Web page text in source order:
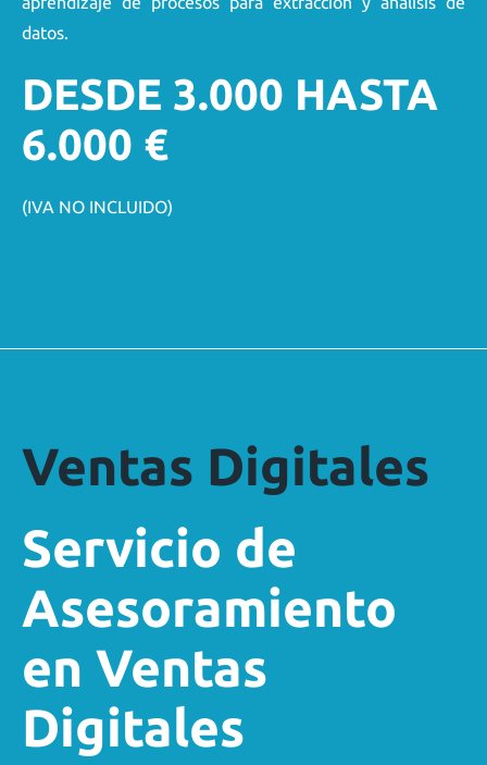
datos.
DESDE 3.000 HASTA
6.000 €
(IVA NO INCLUIDO)
Ventas Digitales
Servicio de
Asesoramiento
en Ventas
Digitales